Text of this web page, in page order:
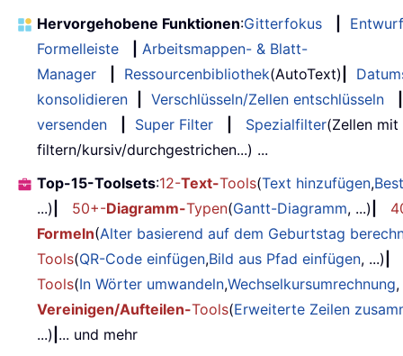
Hervorgehobene Funktionen:Gitterfokus
Entwurf
Formelleiste
Arbeitsmappen- & Blatt-
Manager
Ressourcenbibliothek(AutoText)
konsolidieren
Verschlüsseln/Zellen entschlüsseln
versenden
Super Filter Spezialfilter(Zellen
filtern/kursiv/durchgestrichen...) ...
Top-15-Toolsets:12-Text-Tools(Text hinzufügen,
...)
50+-Diagramm-Typen(Gantt-Diagramm, ...)
Formeln(Alter basierend auf dem Geburtstag
Tools(QR-Code einfügen,Bild aus Pfad einfügen, ...)
Tools(In Wörter umwandeln,Wechselkursumrechnung
Vereinigen/Aufteilen-Tools(Erweiterte Zeilen
...) ... und mehr